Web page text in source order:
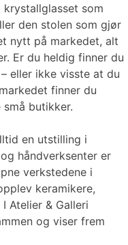
som
den stolen som gjør
nytt på markedet, alt
Er du heldig finner du
eller ikke visste at du
finner du
butikker.
en utstilling i
håndverksenter er
verkstedene i
keramikere,
Atelier & Galleri
og viser frem